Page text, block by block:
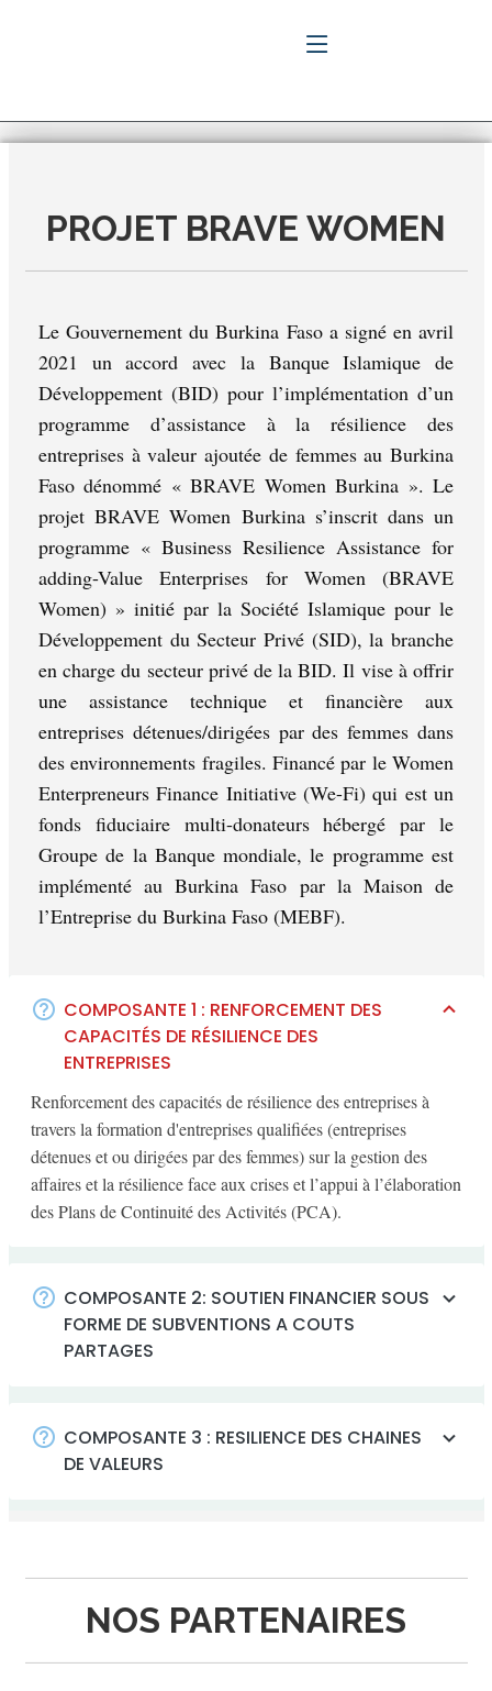
PROJET BRAVE WOMEN
Le Gouvernement du Burkina Faso a signé en avril
2021 un accord avec la Banque Islamique de
Développement (BID) pour l’implémentation d’un
programme d’assistance à la résilience des
entreprises à valeur ajoutée de femmes au Burkina
Faso dénommé « BRAVE Women Burkina ». Le
projet BRAVE Women Burkina s’inscrit dans un
programme « Business Resilience Assistance for
adding-Value Enterprises for Women (BRAVE
Women) » initié par la Société Islamique pour le
Développement du Secteur Privé (SID), la branche
en charge du secteur privé de la BID. Il vise à offrir
une assistance technique et financière aux
entreprises détenues/dirigées par des femmes dans
des environnements fragiles. Financé par le Women
Enterpreneurs Finance Initiative (We-Fi) qui est un
fonds fiduciaire multi-donateurs hébergé par le
Groupe de la Banque mondiale, le programme est
implémenté au Burkina Faso par la Maison de
l’Entreprise du Burkina Faso (MEBF).
COMPOSANTE 1 : RENFORCEMENT DES
CAPACITÉS DE RÉSILIENCE DES
ENTREPRISES
Renforcement des capacités de résilience des entreprises à
travers la formation d'entreprises qualifiées (entreprises
détenues et ou dirigées par des femmes) sur la gestion des
affaires et la résilience face aux crises et l’appui à l’élaboration
des Plans de Continuité des Activités (PCA).
COMPOSANTE 2: SOUTIEN FINANCIER SOUS
FORME DE SUBVENTIONS A COUTS
PARTAGES
COMPOSANTE 3 : RESILIENCE DES CHAINES
DE VALEURS
NOS PARTENAIRES